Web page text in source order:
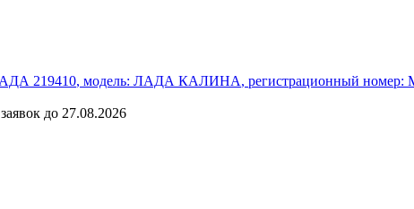
219410, модель: ЛАДА КАЛИНА, регистрационный номер:
до 27.08.2026